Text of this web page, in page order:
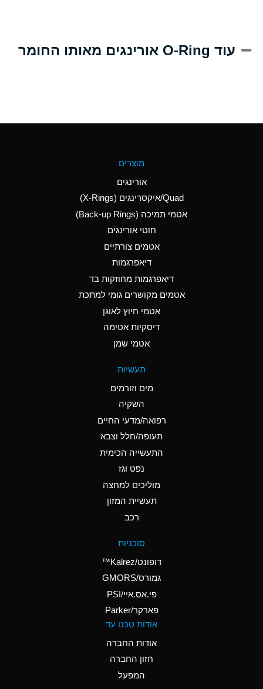
(Aqueous)
Aluminum Nitrate
(Aqueous)
Aluminum Phosphate
Ammonia Anhydrous
B
Ammonia Gas (cold)
A
Ammonia Gas (hot)
Ammonium Hydroxide
D
Ammonium Nitrate
Ammonium Nitrite
Ammonium Persulfate
Ammonium Phosphate
A
Ammonium Sulfate
A
Amyl Acetate (Banana
עוד O-Ring אורינגים מאותו החומר
מוצרים
אורינגים
Quad/איקסרינגים (X-Rings)
אטמי תמיכה (Back-up Rings)
חוטי אורינגים
אטמים צורתיים
דיאפרגמות
דיאפרגמות מחוזקות בד
אטמים מקושרים גומי למתכת
אטמי חיוץ לאוגן
דיסקיות אטימה
אטמי שמן
תעשיות
מים וזורמים
השקיה
רפואה/מדעי החיים
תעופה/חלל וצבא
התעשייה הכימית
נפט וגז
מוליכים למחצה
תעשיית המזון
רכב
סוכניות
דופונט/Kalrez™
גמורס/GMORS
פי.אס.איי/PSI
פארקר/Parker
אודות טכנו עד
אודות החברה
חזון החברה
המפעל